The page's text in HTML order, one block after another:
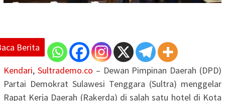
Berita
Kendari, Sultrademo.co – Dewan Pimpinan Daerah (DPD)
Partai Demokrat Sulawesi Tenggara (Sultra) menggelar
Rapat Kerja Daerah (Rakerda) di salah satu hotel di Kota